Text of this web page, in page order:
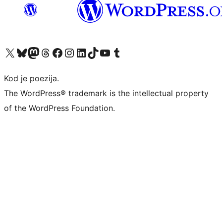
Visit our X (formerly Twitter) account
Visit our Bluesky account
Visit our Mastodon account
Visit our Threads account
Visit our Facebook page
Visit our Instagram account
Visit our LinkedIn account
Visit our TikTok account
Visit our YouTube channel
Visit our Tumblr account
Kod je poezija.
The WordPress® trademark is the intellectual property
of the WordPress Foundation.